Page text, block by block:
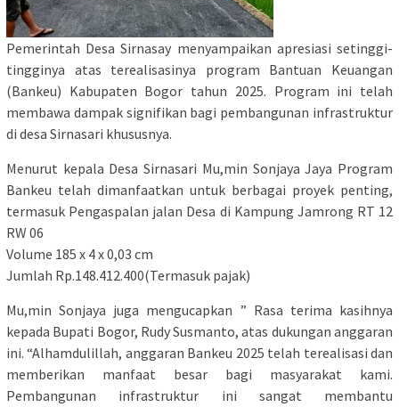
Pemerintah Desa Sirnasay menyampaikan apresiasi setinggi-
tingginya atas terealisasinya program Bantuan Keuangan
(Bankeu) Kabupaten Bogor tahun 2025. Program ini telah
membawa dampak signifikan bagi pembangunan infrastruktur
di desa Sirnasari khususnya.
Menurut kepala Desa Sirnasari Mu,min Sonjaya Jaya Program
Bankeu telah dimanfaatkan untuk berbagai proyek penting,
termasuk Pengaspalan jalan Desa di Kampung Jamrong RT 12
RW 06
Volume 185 x 4 x 0,03 cm
Jumlah Rp.148.412.400(Termasuk pajak)
Mu,min Sonjaya juga mengucapkan ” Rasa terima kasihnya
kepada Bupati Bogor, Rudy Susmanto, atas dukungan anggaran
ini. “Alhamdulillah, anggaran Bankeu 2025 telah terealisasi dan
memberikan manfaat besar bagi masyarakat kami.
Pembangunan infrastruktur ini sangat membantu